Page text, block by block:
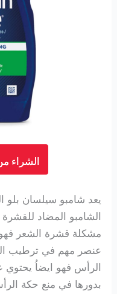
الشراء
يعد شامبو سيلسان بلو
الشامبو المضاد للقشرة
مشكلة قشرة الشعر فهو
عنصر مهم في ترطيب
الرأس فهو ايضاُ يحتوي
بدورها في منع حكة